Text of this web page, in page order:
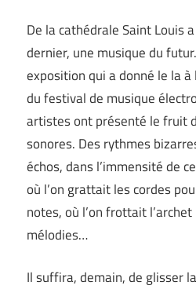
De la cathédrale Saint Louis
dernier, une musique du
exposition qui a donné le la
du festival de musique
artistes ont présenté le fruit
sonores. Des rythmes
échos, dans l’immensité de
où l’on grattait les cordes
notes, où l’on frottait
mélodies…
Il suffira, demain, de glisser